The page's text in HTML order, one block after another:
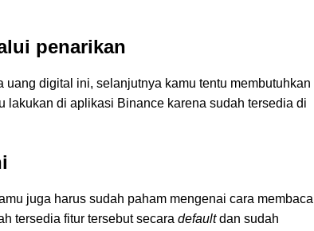
penarikan
digital ini, selanjutnya kamu tentu membutuhkan
lakukan di aplikasi Binance karena sudah tersedia di
juga harus sudah paham mengenai cara membaca
tersedia fitur tersebut secara defaultdan sudah